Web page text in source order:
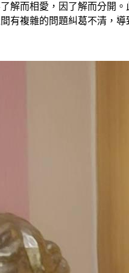
解而相愛，因了解而分開
有複雜的問題糾葛不清，